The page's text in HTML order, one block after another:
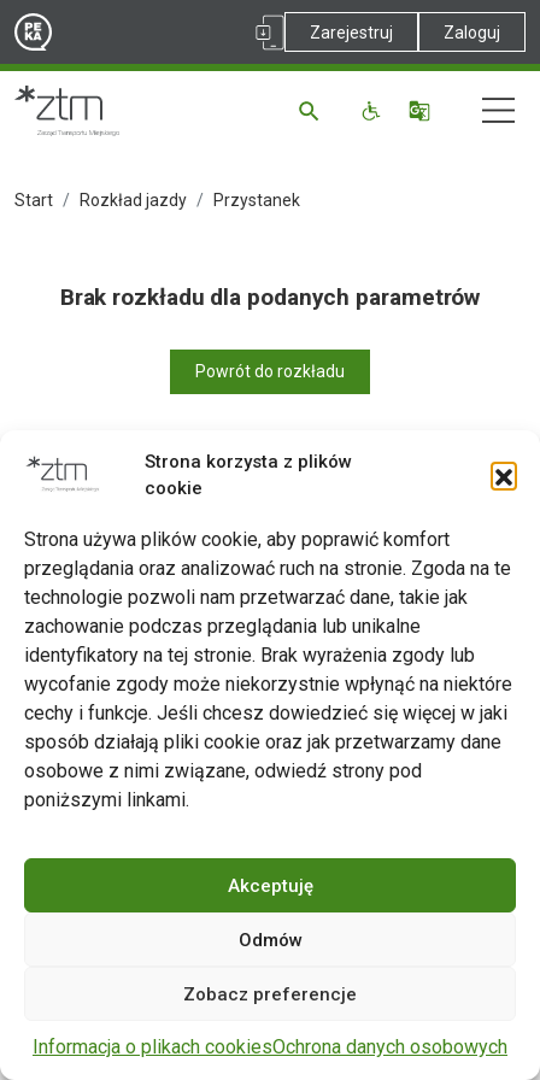
Strona korzysta z plików
cookie
Strona używa plików cookie, aby poprawić komfort
przeglądania oraz analizować ruch na stronie. Zgoda na te
technologie pozwoli nam przetwarzać dane, takie jak
zachowanie podczas przeglądania lub unikalne
identyfikatory na tej stronie. Brak wyrażenia zgody lub
wycofanie zgody może niekorzystnie wpłynąć na niektóre
cechy i funkcje. Jeśli chcesz dowiedzieć się więcej w jaki
sposób działają pliki cookie oraz jak przetwarzamy dane
osobowe z nimi związane, odwiedź strony pod
poniższymi linkami.
Akceptuję
Odmów
Zobacz preferencje
Informacja o plikach cookiesOchrona danych osobowych
Zarejestruj Zaloguj
Start Rozkład jazdy Przystanek
Brak rozkładu dla podanych parametrów
Powrót do rozkładu
Zarząd Transportu Miejskiego w Poznaniu
Napisz do nas
tel. 61 646 33 44
ul. Matejki 59, 60-770 Poznań
zastrzeżone.